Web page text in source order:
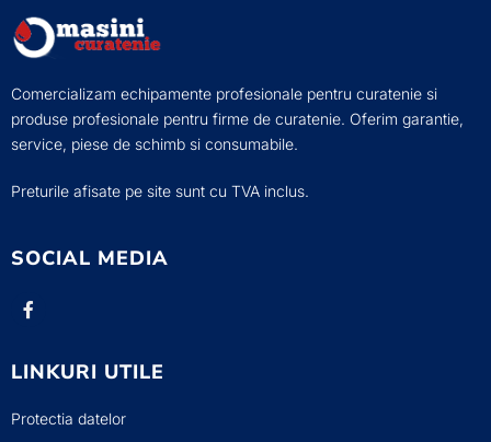
Comercializam echipamente profesionale pentru curatenie si
produse profesionale pentru firme de curatenie. Oferim garantie,
service, piese de schimb si consumabile.
Preturile afisate pe site sunt cu TVA inclus.
SOCIAL MEDIA
LINKURI UTILE
Protectia datelor